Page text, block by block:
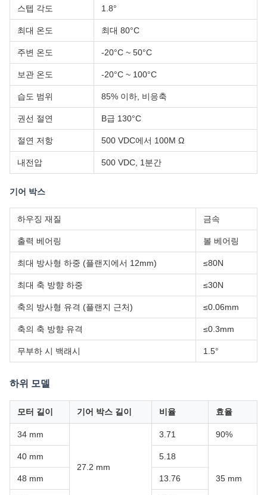
스텝 각도 1.8°
최대 온도 최대 80°C
주변 온도 -20°C ~ 50°C
보관 온도 -20°C ~ 100°C
습도 범위 85% 이하, 비응축
권선 절연 B급 130°C
절연 저항 500 VDC에서 100M Ω
내전압 500 VDC, 1분간
기어 박스
하우징 재질 금속
출력 베어링 볼 베어링
최대 방사형 하중 (플랜지에서 12mm) ≤80N
최대 축 방향 하중 ≤30N
축의 방사형 유격 (플랜지 근처) ≤0.06mm
축의 축 방향 유격 ≤0.3mm
무부하 시 백래시 1.5°
하위 모델
모터 길이 기어 박스 길이 비율 효율
34 mm
27.2 mm
3.71 90%
40 mm 5.18
35 mm
48 mm 13.76